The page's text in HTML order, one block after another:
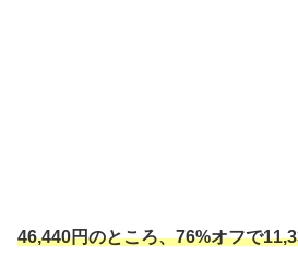
46,440円のところ、76%オフで